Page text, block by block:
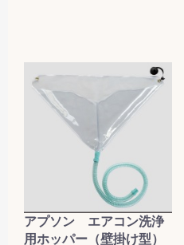
アプソン エアコン洗浄
用ホッパー（壁掛け型）